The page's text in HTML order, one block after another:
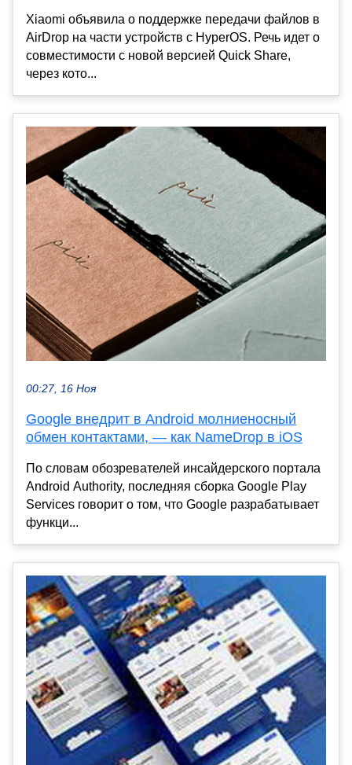
Xiaomi объявила о поддержке передачи файлов в
AirDrop на части устройств с HyperOS. Речь идет о
совместимости с новой версией Quick Share,
через кото...
00:27, 16 Ноя
Google внедрит в Android молниеносный
обмен контактами, — как NameDrop в iOS
По словам обозревателей инсайдерского портала
Android Authority, последняя сборка Google Play
Services говорит о том, что Google разрабатывает
функци...